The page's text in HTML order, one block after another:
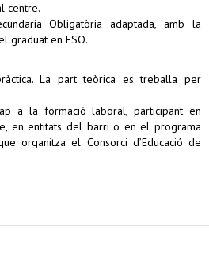
centre.
Obligatòria adaptada, amb la
graduat en ESO.
La part teòrica es treballa per
a la formació laboral, participant en
en entitats del barri o en el programa
organitza el Consorci d’Educació de